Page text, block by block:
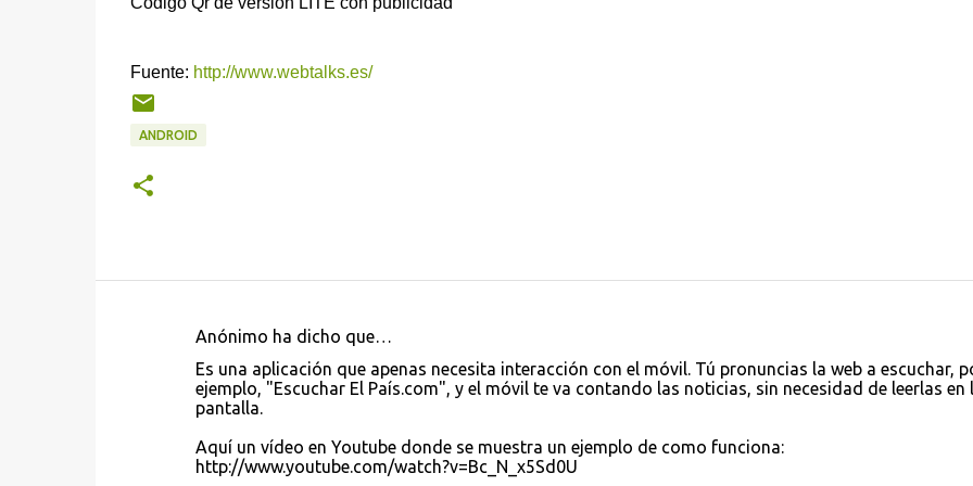
Fuente: http://www.webtalks.es/
ANDROID
Anónimo ha dicho que…
Es una aplicación que apenas necesita interacción con el móvil. Tú pronuncias la web a escuchar,
ejemplo, "Escuchar El País.com", y el móvil te va contando las noticias, sin necesidad de leerlas en
pantalla.
Aquí un vídeo en Youtube donde se muestra un ejemplo de como funciona:
http://www.youtube.com/watch?v=Bc_N_x5Sd0U